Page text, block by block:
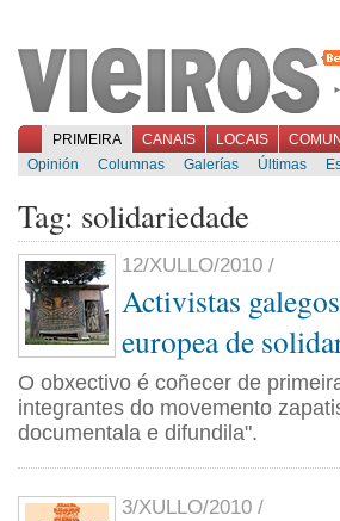
PRIMEIRA CANAIS LOCAIS
Opinión
Columnas Galerías Últimas
Tag: solidariedade
12/XULLO/2010 /
Activistas
europea de
O obxectivo é coñecer de
integrantes do movemento
documentala e difundila".
3/XULLO/2010 /